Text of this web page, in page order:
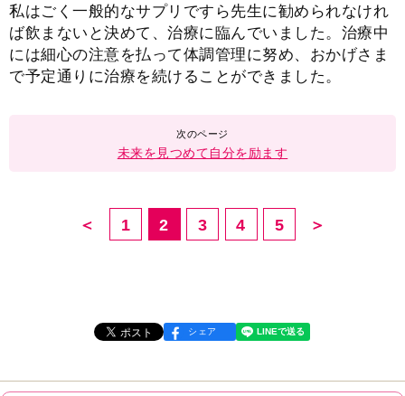
私はごく一般的なサプリですら先生に勧められなけれ
ば飲まないと決めて、治療に臨んでいました。治療中
には細心の注意を払って体調管理に努め、おかげさま
で予定通りに治療を続けることができました。
未来を見つめて自分を励ます
＜ 1 2 3 4 5 ＞
シェア